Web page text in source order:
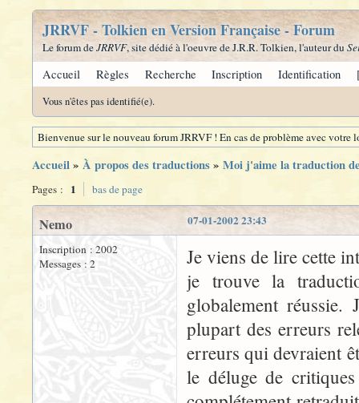
JRRVF - Tolkien en Version Française - Forum
Le forum deJRRVF, site dédié à l'oeuvre de J.R.R. Tolkien, l'auteur du
Accueil Règles Recherche Inscription Identification
Vous n'êtes pas identifié(e).
Bienvenue sur le nouveau forum JRRVF ! En cas de problème avec
Accueil» À propos des traductions» Moi j'aime la traduction
Pages : 1 bas de page
07-01-2002 23:43
Nemo
Inscription : 2002
Messages : 2
Je viens de lire cette
je trouve la
globalement
plupart des erreurs
erreurs qui devraient
le déluge de